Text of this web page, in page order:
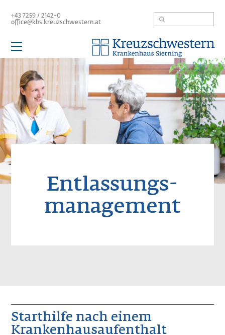
zum+43 7259 / 2142-0
office@khs.kreuzschwestern.at
Suche
Hauptnavigation
Kompetenzbereiche
Patienten / Besucher
Unser Haus
Karriere
Leitbild
Befundanforderung
Image
Entlassungs-
management
Starthilfe nach einem
Krankenhausaufenthalt